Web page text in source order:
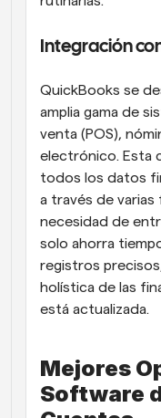
Integración
QuickBooks se
amplia gama de
venta (POS),
electrónico. Esta
todos los datos
a través de varias
necesidad de
solo ahorra
registros
holística de las
está actualizada.
Mejores
Software